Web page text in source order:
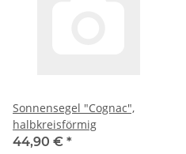
Sonnensegel "Cognac",
halbkreisförmig
44,90 € *